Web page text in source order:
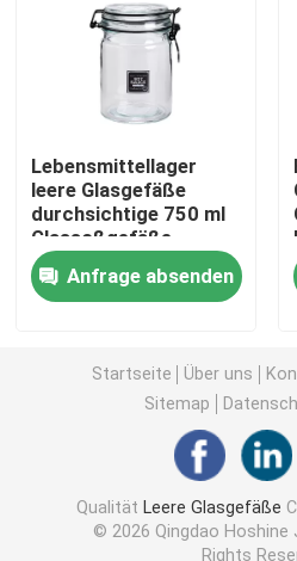
Glasdiffusor-Flaschen
Flaschen für
Glasweckglas
Glasgetränkeverteilgerät
Bierkrug aus Glas
Kristallweinglas
Glasmilchflaschen
Lebensmittellager
leere Glasgefäße
durchsichtige 750 ml
Glassoßgefäße
Anfrage absenden
Startseite Über uns
Sitemap
Qualität Leere Glasgefäße
© 2026 Qingdao Hoshine
Rights